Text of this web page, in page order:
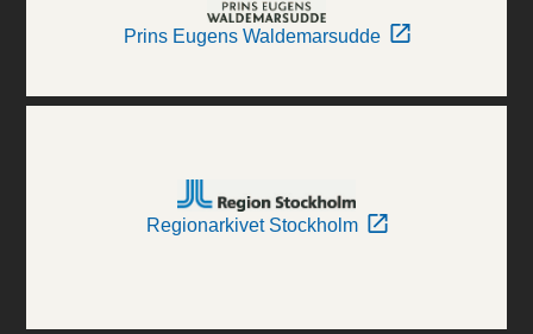
Prins Eugens Waldemarsudde
Regionarkivet Stockholm